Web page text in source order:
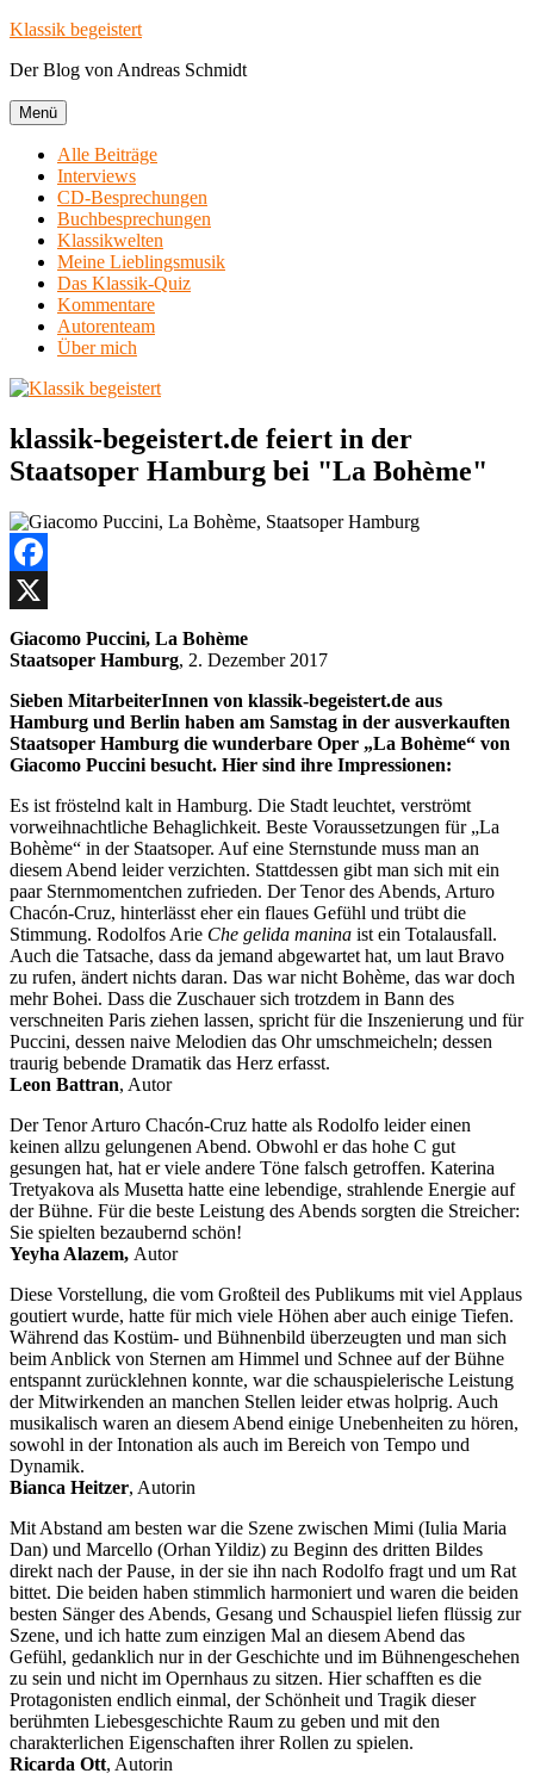
Zum
springen
Klassik begeistert
Der Blog von Andreas Schmidt
Menü
Alle Beiträge
Interviews
CD-Besprechungen
Buchbesprechungen
Klassikwelten
Meine Lieblingsmusik
Das Klassik-Quiz
Kommentare
Autorenteam
Über mich
klassik-begeistert.de feiert in der
Staatsoper Hamburg bei "La Bohème"
Facebook
X
Giacomo Puccini, La Bohème
Staatsoper Hamburg, 2. Dezember 2017
Sieben MitarbeiterInnen von klassik-begeistert.de aus
Hamburg und Berlin haben am Samstag in der ausverkauften
Staatsoper Hamburg die wunderbare Oper „La Bohème“ von
Giacomo Puccini besucht. Hier sind ihre Impressionen:
Es ist fröstelnd kalt in Hamburg. Die Stadt leuchtet, verströmt
vorweihnachtliche Behaglichkeit. Beste Voraussetzungen für „La
Bohème“ in der Staatsoper. Auf eine Sternstunde muss man an
diesem Abend leider verzichten. Stattdessen gibt man sich mit ein
paar Sternmomentchen zufrieden. Der Tenor des Abends, Arturo
Chacón-Cruz, hinterlässt eher ein flaues Gefühl und trübt die
Stimmung. Rodolfos Arie Che gelida manina ist ein Totalausfall.
Auch die Tatsache, dass da jemand abgewartet hat, um laut Bravo
zu rufen, ändert nichts daran. Das war nicht Bohème, das war doch
mehr Bohei. Dass die Zuschauer sich trotzdem in Bann des
verschneiten Paris ziehen lassen, spricht für die Inszenierung und für
Puccini, dessen naive Melodien das Ohr umschmeicheln; dessen
traurig bebende Dramatik das Herz erfasst.
Leon Battran, Autor
Der Tenor Arturo Chacón-Cruz hatte als Rodolfo leider einen
keinen allzu gelungenen Abend. Obwohl er das hohe C gut
gesungen hat, hat er viele andere Töne falsch getroffen. Katerina
Tretyakova als Musetta hatte eine lebendige, strahlende Energie auf
der Bühne. Für die beste Leistung des Abends sorgten die Streicher:
Sie spielten bezaubernd schön!
Yeyha Alazem, Autor
Diese Vorstellung, die vom Großteil des Publikums mit viel Applaus
goutiert wurde, hatte für mich viele Höhen aber auch einige Tiefen.
Während das Kostüm- und Bühnenbild überzeugten und man sich
beim Anblick von Sternen am Himmel und Schnee auf der Bühne
entspannt zurücklehnen konnte, war die schauspielerische Leistung
der Mitwirkenden an manchen Stellen leider etwas holprig. Auch
musikalisch waren an diesem Abend einige Unebenheiten zu hören,
sowohl in der Intonation als auch im Bereich von Tempo und
Dynamik.
Bianca Heitzer, Autorin
Mit Abstand am besten war die Szene zwischen Mimi (Iulia Maria
Dan) und Marcello (Orhan Yildiz) zu Beginn des dritten Bildes
direkt nach der Pause, in der sie ihn nach Rodolfo fragt und um Rat
bittet. Die beiden haben stimmlich harmoniert und waren die beiden
besten Sänger des Abends, Gesang und Schauspiel liefen flüssig zur
Szene, und ich hatte zum einzigen Mal an diesem Abend das
Gefühl, gedanklich nur in der Geschichte und im Bühnengeschehen
zu sein und nicht im Opernhaus zu sitzen. Hier schafften es die
Protagonisten endlich einmal, der Schönheit und Tragik dieser
berühmten Liebesgeschichte Raum zu geben und mit den
charakterlichen Eigenschaften ihrer Rollen zu spielen.
Ricarda Ott, Autorin